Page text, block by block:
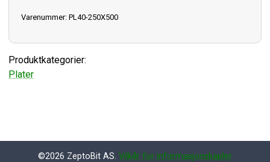
Varenummer: PL40-250X500
Produktkategorier:
Plater
©2026 ZeptoBit AS. Vilkår for informasjonskapler